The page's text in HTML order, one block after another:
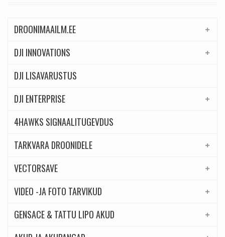
DROONIMAAILM.EE
DJI INNOVATIONS
DJI LISAVARUSTUS
DJI ENTERPRISE
4HAWKS SIGNAALITUGEVDUS
TARKVARA DROONIDELE
VECTORSAVE
VIDEO -JA FOTO TARVIKUD
GENSACE & TATTU LIPO AKUD